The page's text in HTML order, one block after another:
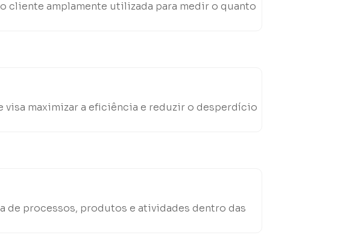
cliente amplamente utilizada para medir o quanto
visa maximizar a eficiência e reduzir o desperdício
de processos, produtos e atividades dentro das